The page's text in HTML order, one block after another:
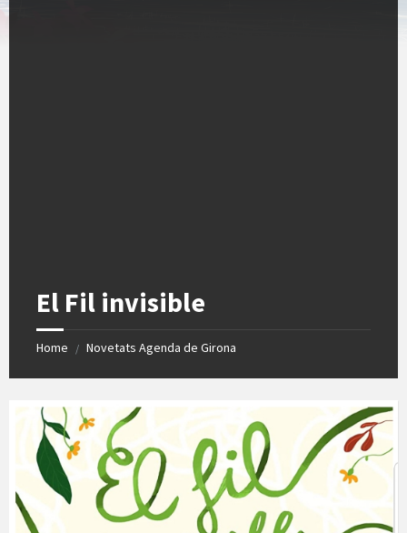
El Fil invisible
Home / Novetats Agenda de Girona